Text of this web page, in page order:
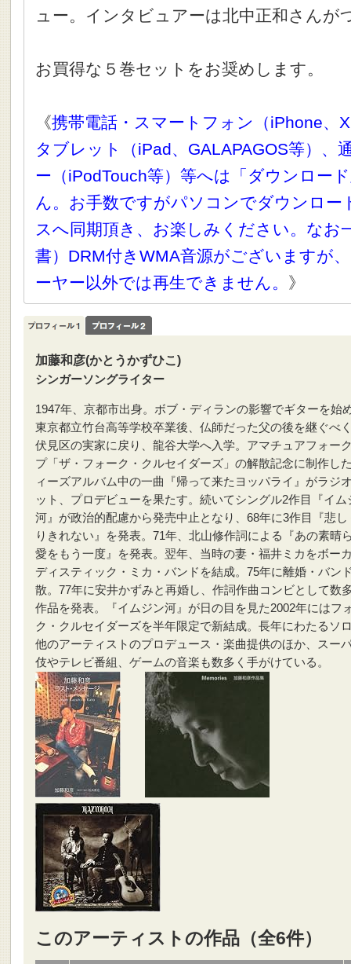
ュー。インタビュアーは北中正和さんが
お買得な５巻セットをお奨めします。
《携帯電話・スマートフォン（iPhone、
タブレット（iPad、GALAPAGOS等）、
ー（iPodTouch等）等へは「ダウンロー
ん。お手数ですがパソコンでダウンロー
スへ同期頂き、お楽しみください。なお
書）DRM付きWMA音源がございますが
ーヤー以外では再生できません。 》
加藤和彦(かとうかずひこ)
シンガーソングライター
1947年、京都市出身。ボブ・ディランの影響でギターを始
東京都立竹台高等学校卒業後、仏師だった父の後を継ぐべ
伏見区の実家に戻り、龍谷大学へ入学。アマチュアフォー
プ「ザ・フォーク・クルセイダーズ」の解散記念に制作し
ィーズアルバム中の一曲『帰って来たヨッパライ』がラジ
ット、プロデビューを果たす。続いてシングル2作目『イム
河』が政治的配慮から発売中止となり、68年に3作目『悲し
りきれない』を発表。71年、北山修作詞による『あの素晴
愛をもう一度』を発表。翌年、当時の妻・福井ミカをボー
ディスティック・ミカ・バンドを結成。75年に離婚・バン
散。77年に安井かずみと再婚し、作詞作曲コンビとして数
作品を発表。『イムジン河』が日の目を見た2002年にはフ
ク・クルセイダーズを半年限定で新結成。長年にわたるソ
他のアーティストのプロデュース・楽曲提供のほか、スー
伎やテレビ番組、ゲームの音楽も数多く手がけている。
このアーティストの作品（全6件）